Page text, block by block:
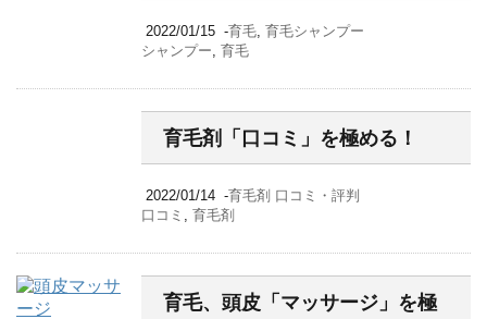
2022/01/15 -育毛 育毛シャンプー
シャンプー 育毛
育毛剤「口コミ」を極める！
2022/01/14 -育毛剤 口コミ・評判
口コミ
育毛剤
育毛、頭皮「マッサージ」を極